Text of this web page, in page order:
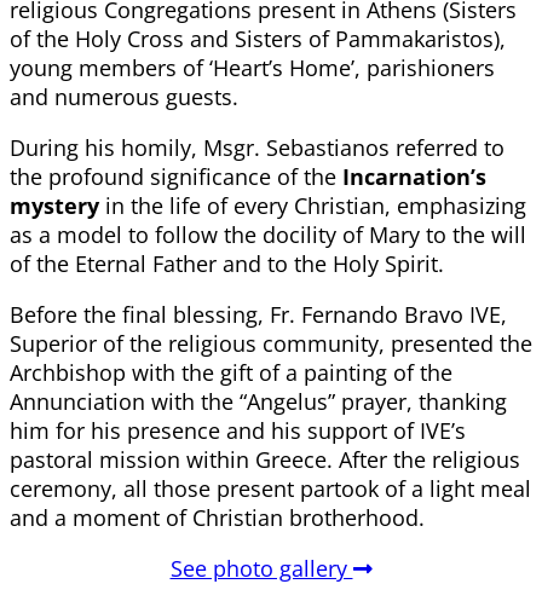
religious Congregations present in Athens (Sisters
of the Holy Cross and Sisters of Pammakaristos),
young members of ‘Heart’s Home’, parishioners
and numerous guests.
During his homily, Msgr. Sebastianos referred to
the profound significance of the Incarnation’s
mystery in the life of every Christian, emphasizing
as a model to follow the docility of Mary to the will
of the Eternal Father and to the Holy Spirit.
Before the final blessing, Fr. Fernando Bravo IVE,
Superior of the religious community, presented the
Archbishop with the gift of a painting of the
Annunciation with the “Angelus” prayer, thanking
him for his presence and his support of IVE’s
pastoral mission within Greece. After the religious
ceremony, all those present partook of a light meal
and a moment of Christian brotherhood.
See photo gallery